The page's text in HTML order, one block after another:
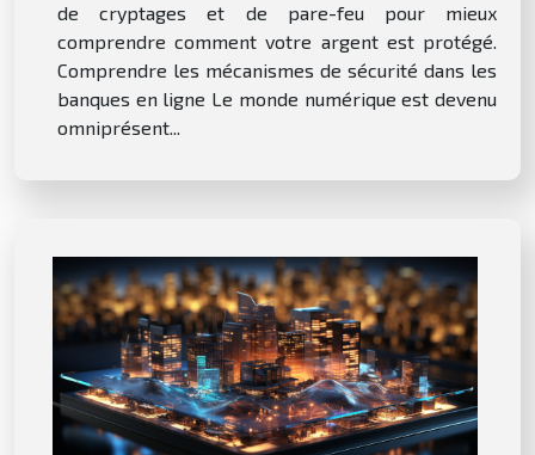
de cryptages et de pare-feu pour mieux
comprendre comment votre argent est protégé.
Comprendre les mécanismes de sécurité dans les
banques en ligne Le monde numérique est devenu
omniprésent...